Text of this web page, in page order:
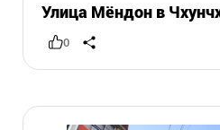
Улица Мёндон в
0